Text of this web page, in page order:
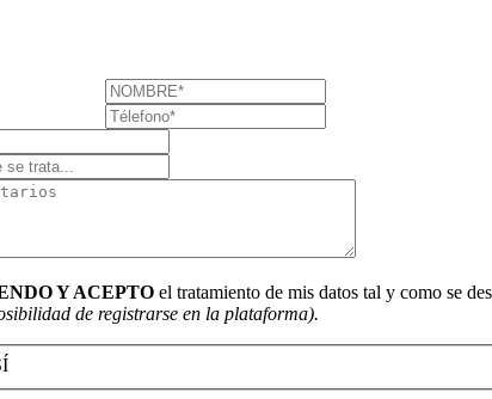
Y ACEPTO el tratamiento de mis datos tal y como se
de registrarse en la plataforma).